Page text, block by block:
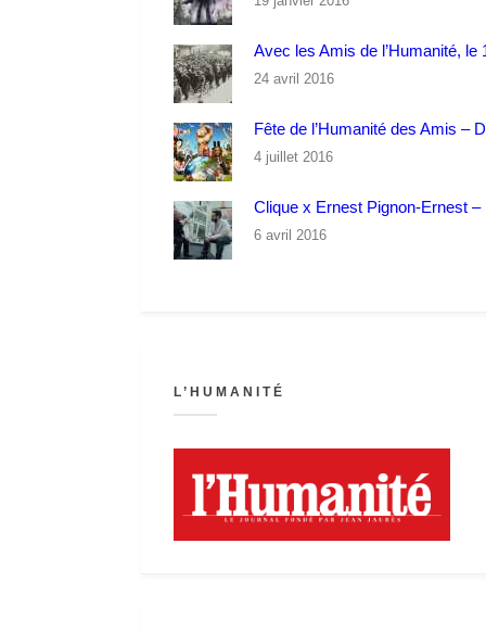
Avec les Amis de l’Humanité, le
24 avril 2016
Fête de l’Humanité des Amis –
4 juillet 2016
Clique x Ernest Pignon-Ernest
6 avril 2016
L’HUMANITÉ